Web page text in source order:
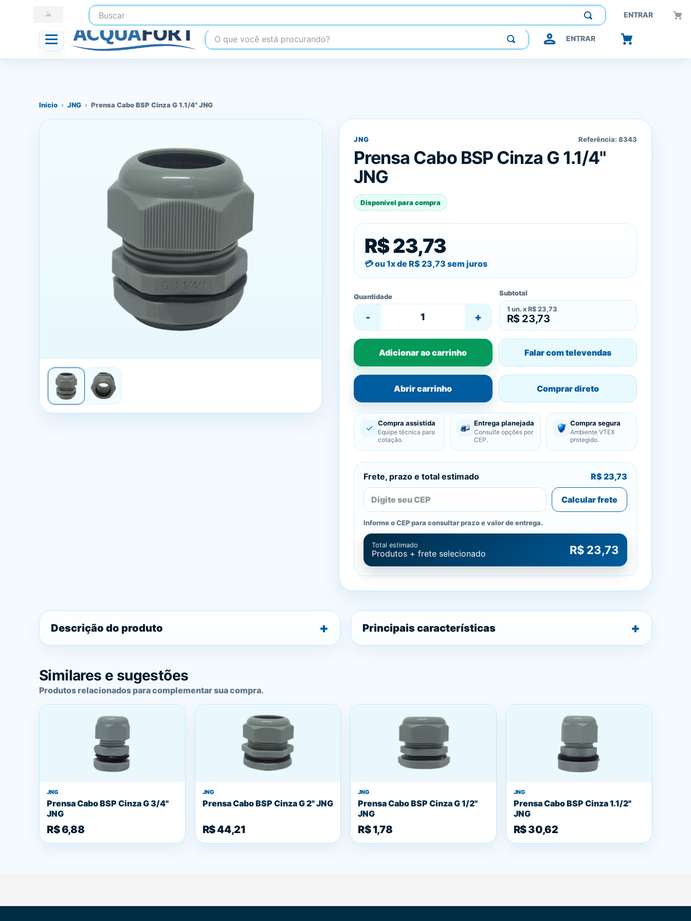
Buscar ENTRAR
☎ (41) 3247-1199 Construindo confiança, inovando o futuro.
O que você está procurando? ENTRAR
Início › JNG › Prensa Cabo BSP Cinza G 1.1/4" JNG
JNG Referência: 8343
Prensa Cabo BSP Cinza G 1.1/4"
JNG
Disponível para compra
R$ 23,73
ou 1x de R$ 23,73 sem juros
Quantidade
- +
Subtotal
1 un. x R$ 23,73
R$ 23,73
Adicionar ao carrinho Falar com televendas
Abrir carrinho Comprar direto
✓ Compra assistida
Equipe técnica para
cotação.
Entrega planejada
Consulte opções por
CEP.
Compra segura
Ambiente VTEX
protegido.
Frete, prazo e total estimado R$ 23,73
Calcular frete
Informe o CEP para consultar prazo e valor de entrega.
Total estimado
Produtos + frete selecionado R$ 23,73
Descrição do produto Principais características
Similares e sugestões
Produtos relacionados para complementar sua compra.
JNG
Prensa Cabo BSP Cinza G 3/4"
JNG
R$ 6,88
JNG
Prensa Cabo BSP Cinza G 2" JNG
R$ 44,21
JNG
Prensa Cabo BSP Cinza G 1/2"
JNG
R$ 1,78
JNG
Prensa Cabo BSP Cinza 1.1/2"
JNG
R$ 30,62